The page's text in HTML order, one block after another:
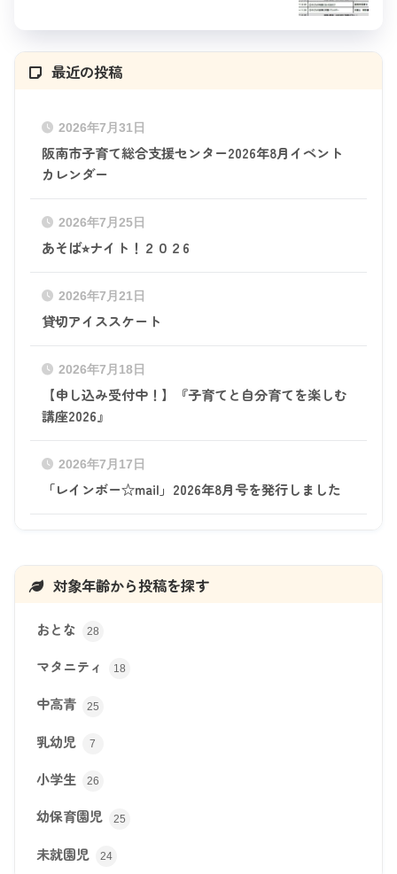
最近の投稿
2026年7月31日
阪南市子育て総合支援センター2026年8月イベント
カレンダー
2026年7月25日
あそば⭐︎ナイト！２０２6
2026年7月21日
貸切アイススケート
2026年7月18日
【申し込み受付中！】『子育てと自分育てを楽しむ
講座2026』
2026年7月17日
「レインボー☆mail」2026年8月号を発行しました
対象年齢から投稿を探す
おとな 28
マタニティ 18
中高青 25
乳幼児 7
小学生 26
幼保育園児 25
未就園児 24